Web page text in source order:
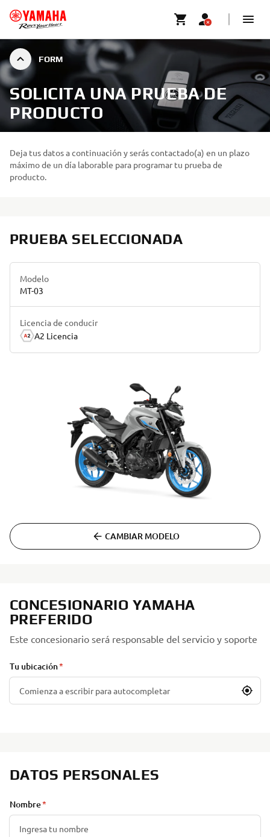
FORM
SOLICITA UNA PRUEBA DE
PRODUCTO
Deja tus datos a continuación y serás contactado(a) en un plazo
máximo de un día laborable para programar tu prueba de
producto.
CONCESIONARIO YAMAHA
PREFERIDO
Este concesionario será responsable del servicio y soporte
Tu ubicación
DATOS PERSONALES
Nombre
PRUEBA SELECCIONADA
Modelo
MT-03
Licencia de conducir
A2 Licencia
CAMBIAR MODELO